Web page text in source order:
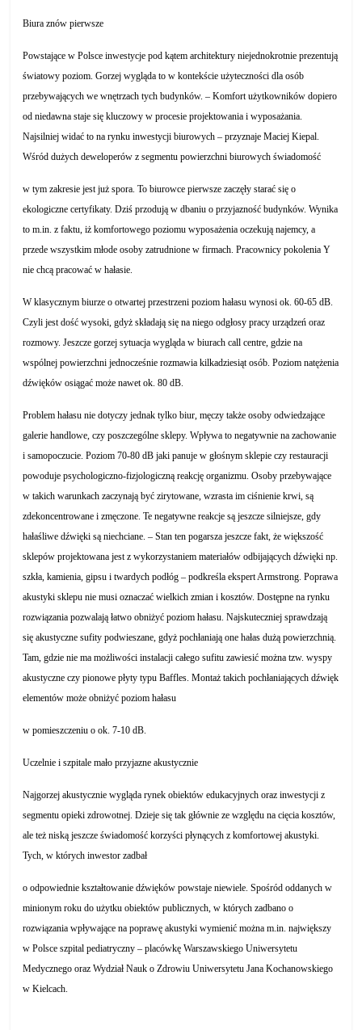
Biura znów pierwsze
Powstające w Polsce inwestycje pod kątem architektury niejednokrotnie prezentują
światowy poziom. Gorzej wygląda to w kontekście użyteczności dla osób
przebywających we wnętrzach tych budynków. – Komfort użytkowników dopiero
od niedawna staje się kluczowy w procesie projektowania i wyposażania.
Najsilniej widać to na rynku inwestycji biurowych – przyznaje Maciej Kiepal.
Wśród dużych deweloperów z segmentu powierzchni biurowych świadomość
w tym zakresie jest już spora. To biurowce pierwsze zaczęły starać się o
ekologiczne certyfikaty. Dziś przodują w dbaniu o przyjazność budynków. Wynika
to m.in. z faktu, iż komfortowego poziomu wyposażenia oczekują najemcy, a
przede wszystkim młode osoby zatrudnione w firmach. Pracownicy pokolenia Y
nie chcą pracować w hałasie.
W klasycznym biurze o otwartej przestrzeni poziom hałasu wynosi ok. 60-65 dB.
Czyli jest dość wysoki, gdyż składają się na niego odgłosy pracy urządzeń oraz
rozmowy. Jeszcze gorzej sytuacja wygląda w biurach call centre, gdzie na
wspólnej powierzchni jednocześnie rozmawia kilkadziesiąt osób. Poziom natężenia
dźwięków osiągać może nawet ok. 80 dB.
Problem hałasu nie dotyczy jednak tylko biur, męczy także osoby odwiedzające
galerie handlowe, czy poszczególne sklepy. Wpływa to negatywnie na zachowanie
i samopoczucie. Poziom 70-80 dB jaki panuje w głośnym sklepie czy restauracji
powoduje psychologiczno-fizjologiczną reakcję organizmu. Osoby przebywające
w takich warunkach zaczynają być zirytowane, wzrasta im ciśnienie krwi, są
zdekoncentrowane i zmęczone. Te negatywne reakcje są jeszcze silniejsze, gdy
hałaśliwe dźwięki są niechciane. – Stan ten pogarsza jeszcze fakt, że większość
sklepów projektowana jest z wykorzystaniem materiałów odbijających dźwięki np.
szkła, kamienia, gipsu i twardych podłóg – podkreśla ekspert Armstrong. Poprawa
akustyki sklepu nie musi oznaczać wielkich zmian i kosztów. Dostępne na rynku
rozwiązania pozwalają łatwo obniżyć poziom hałasu. Najskuteczniej sprawdzają
się akustyczne sufity podwieszane, gdyż pochłaniają one hałas dużą powierzchnią.
Tam, gdzie nie ma możliwości instalacji całego sufitu zawiesić można tzw. wyspy
akustyczne czy pionowe płyty typu Baffles. Montaż takich pochłaniających dźwięk
elementów może obniżyć poziom hałasu
w pomieszczeniu o ok. 7-10 dB.
Uczelnie i szpitale mało przyjazne akustycznie
Najgorzej akustycznie wygląda rynek obiektów edukacyjnych oraz inwestycji z
segmentu opieki zdrowotnej. Dzieje się tak głównie ze względu na cięcia kosztów,
ale też niską jeszcze świadomość korzyści płynących z komfortowej akustyki.
Tych, w których inwestor zadbał
o odpowiednie kształtowanie dźwięków powstaje niewiele. Spośród oddanych w
minionym roku do użytku obiektów publicznych, w których zadbano o
rozwiązania wpływające na poprawę akustyki wymienić można m.in. największy
w Polsce szpital pediatryczny – placówkę Warszawskiego Uniwersytetu
Medycznego oraz Wydział Nauk o Zdrowiu Uniwersytetu Jana Kochanowskiego
w Kielcach.